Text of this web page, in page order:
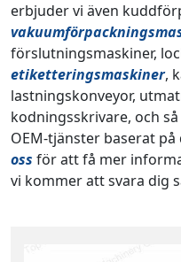
erbjuder vi även
förslutningsmaskiner,
etiketteringsmaskiner,
lastningskonveyor,
kodningsskrivare, och
OEM-tjänster baserat på
oss för att få mer
vi kommer att svara dig